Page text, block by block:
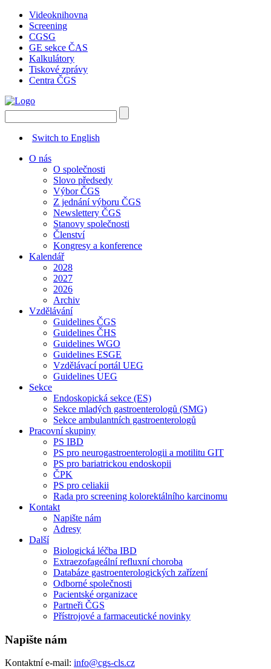
Videoknihovna
Screening
CGSG
GE sekce ČAS
Kalkulátory
Tiskové zprávy
Centra ČGS
Switch to English
O nás
O společnosti
Slovo předsedy
Výbor ČGS
Z jednání výboru ČGS
Newslettery ČGS
Stanovy společnosti
Členství
Kongresy a konference
Kalendář
2028
2027
2026
Archiv
Vzdělávání
Guidelines ČGS
Guidelines ČHS
Guidelines WGO
Guidelines ESGE
Vzdělávací portál UEG
Guidelines UEG
Sekce
Endoskopická sekce (ES)
Sekce mladých gastroenterologů (SMG)
Sekce ambulantních gastroenterologů
Pracovní skupiny
PS IBD
PS pro neurogastroenterologii a motilitu GIT
PS pro bariatrickou endoskopii
ČPK
PS pro celiakii
Rada pro screening kolorektálního karcinomu
Kontakt
Napište nám
Adresy
Další
Biologická léčba IBD
Extraezofageální refluxní choroba
Databáze gastroenterologických zařízení
Odborné společnosti
Pacientské organizace
Partneři ČGS
Přístrojové a farmaceutické novinky
Napište nám
Kontaktní e-mail: info@cgs-cls.cz